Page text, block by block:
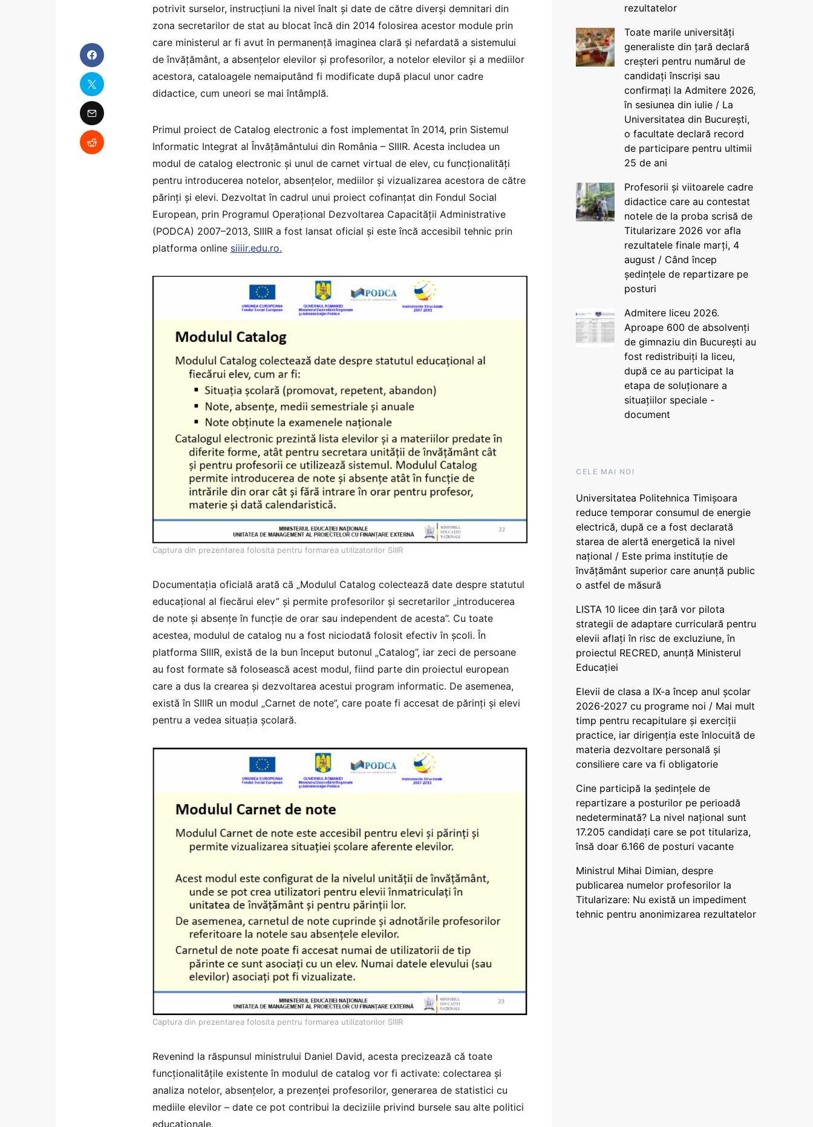
potrivit surselor, instrucțiuni la nivel înalt și date de către diverși demnitari din
zona secretarilor de stat au blocat încă din 2014 folosirea acestor module prin
care ministerul ar fi avut în permanență imaginea clară și nefardată a sistemului
de învățământ, a absențelor elevilor și profesorilor, a notelor elevilor și a mediilor
acestora, cataloagele nemaiputând fi modificate după placul unor cadre
didactice, cum uneori se mai întâmplă.
Primul proiect de Catalog electronic a fost implementat în 2014, prin Sistemul
Informatic Integrat al Învățământului din România – SIIIR. Acesta includea un
modul de catalog electronic și unul de carnet virtual de elev, cu funcționalități
pentru introducerea notelor, absențelor, mediilor și vizualizarea acestora de către
părinți și elevi. Dezvoltat în cadrul unui proiect cofinanțat din Fondul Social
European, prin Programul Operațional Dezvoltarea Capacității Administrative
(PODCA) 2007–2013, SIIIR a fost lansat oficial și este încă accesibil tehnic prin
platforma online siiiir.edu.ro.
Captura din prezentarea folosita pentru formarea utilizatorilor SIIIR
Documentația oficială arată că „Modulul Catalog colectează date despre statutul
educațional al fiecărui elev” și permite profesorilor și secretarilor „introducerea
de note și absențe în funcție de orar sau independent de acesta”. Cu toate
acestea, modulul de catalog nu a fost niciodată folosit efectiv în școli. În
platforma SIIIR, există de la bun început butonul „Catalog”, iar zeci de persoane
au fost formate să folosească acest modul, fiind parte din proiectul european
care a dus la crearea și dezvoltarea acestui program informatic. De asemenea,
există în SIIIR un modul „Carnet de note”, care poate fi accesat de părinți și elevi
pentru a vedea situația școlară.
Captura din prezentarea folosita pentru formarea utilizatorilor SIIIR
Revenind la răspunsul ministrului Daniel David, acesta precizează că toate
funcționalitățile existente în modulul de catalog vor fi activate: colectarea și
analiza notelor, absențelor, a prezenței profesorilor, generarea de statistici cu
mediile elevilor – date ce pot contribui la deciziile privind bursele sau alte politici
educaționale.
rezultatelor
Toate marile universități
generaliste din țară declară
creșteri pentru numărul de
candidați înscriși sau
confirmați la Admitere 2026,
în sesiunea din iulie / La
Universitatea din București,
o facultate declară record
de participare pentru ultimii
25 de ani
Profesorii și viitoarele cadre
didactice care au contestat
notele de la proba scrisă de
Titularizare 2026 vor afla
rezultatele finale marți, 4
august / Când încep
ședințele de repartizare pe
posturi
Admitere liceu 2026.
Aproape 600 de absolvenți
de gimnaziu din București au
fost redistribuiți la liceu,
după ce au participat la
etapa de soluționare a
situațiilor speciale -
document
CELE MAI NOI
Universitatea Politehnica Timișoara
reduce temporar consumul de energie
electrică, după ce a fost declarată
starea de alertă energetică la nivel
național / Este prima instituție de
învățământ superior care anunță public
o astfel de măsură
LISTA 10 licee din țară vor pilota
strategii de adaptare curriculară pentru
elevii aflați în risc de excluziune, în
proiectul RECRED, anunță Ministerul
Educației
Elevii de clasa a IX-a încep anul școlar
2026-2027 cu programe noi / Mai mult
timp pentru recapitulare și exerciții
practice, iar dirigenția este înlocuită de
materia dezvoltare personală și
consiliere care va fi obligatorie
Cine participă la ședințele de
repartizare a posturilor pe perioadă
nedeterminată? La nivel național sunt
17.205 candidați care se pot titulariza,
însă doar 6.166 de posturi vacante
Ministrul Mihai Dimian, despre
publicarea numelor profesorilor la
Titularizare: Nu există un impediment
tehnic pentru anonimizarea rezultatelor